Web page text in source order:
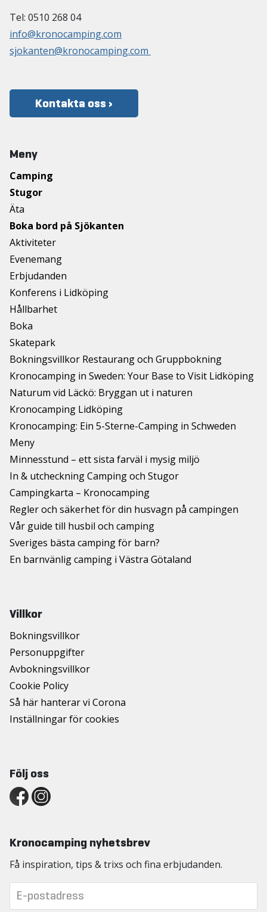
Tel: 0510 268 04
info@kronocamping.com
sjokanten@kronocamping.com
Kontakta oss ›
Meny
Camping
Stugor
Äta
Boka bord på Sjökanten
Aktiviteter
Evenemang
Erbjudanden
Konferens i Lidköping
Hållbarhet
Boka
Skatepark
Bokningsvillkor Restaurang och Gruppbokning
Kronocamping in Sweden: Your Base to Visit Lidköping
Naturum vid Läckö: Bryggan ut i naturen
Kronocamping Lidköping
Kronocamping: Ein 5-Sterne-Camping in Schweden
Meny
Minnesstund – ett sista farväl i mysig miljö
In & utcheckning Camping och Stugor
Campingkarta – Kronocamping
Regler och säkerhet för din husvagn på campingen
Vår guide till husbil och camping
Sveriges bästa camping för barn?
En barnvänlig camping i Västra Götaland
Villkor
Bokningsvillkor
Personuppgifter
Avbokningsvillkor
Cookie Policy
Så här hanterar vi Corona
Inställningar för cookies
Följ oss
Kronocamping nyhetsbrev
Få inspiration, tips & trixs och fina erbjudanden.